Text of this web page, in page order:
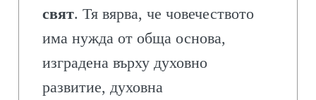
свят. Тя вярва, че човечеството
има нужда от обща основа,
изградена върху духовно
развитие, духовна